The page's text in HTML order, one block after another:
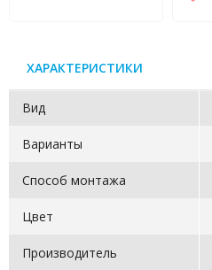
ХАРАКТЕРИСТИКИ
Вид
Варианты
Способ монтажа
Цвет
Производитель